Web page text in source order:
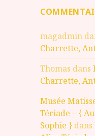
magadmin
Charrette,
Thomas dans
Charrette,
Musée
Tériade – {
Sophie } dans